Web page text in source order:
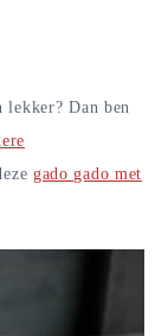
Dan ben
gado gado met